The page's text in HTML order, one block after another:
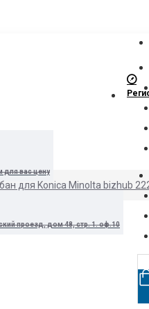
вас цену
проезд, дом 48, стр. 1. оф.10
для Konica Minolta bizhub